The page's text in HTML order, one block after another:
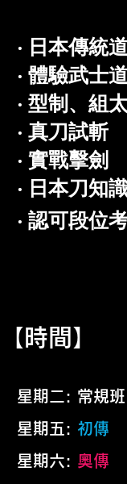
‧ 日本傳統
‧ 體驗武士道
‧ 型制、組
‧ 真刀試斬
‧ 實戰擊劍
‧ 日本刀知
‧ 認可段位
【時間】
星期二: 常規
星期五: 初傳
星期六: 奧傳